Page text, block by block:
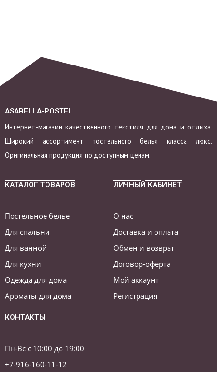
ASABELLA-POSTEL
Интернет-магазин качественного текстиля для дома и отдыха.
Широкий ассортимент постельного белья класса люкс.
Оригинальная продукция по доступным ценам.
КАТАЛОГ ТОВАРОВ
Постельное белье
Для спальни
Для ванной
Для кухни
Одежда для дома
Ароматы для дома
ЛИЧНЫЙ КАБИНЕТ
О нас
Доставка и оплата
Обмен и возврат
Договор-оферта
Мой аккаунт
Регистрация
КОНТАКТЫ
Пн-Вс с 10:00 до 19:00
+7-916-160-11-12